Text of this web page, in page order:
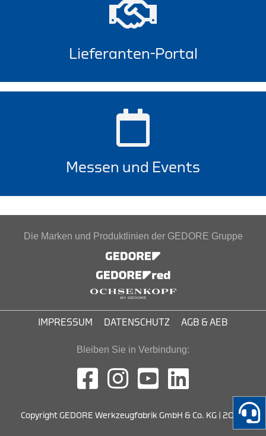
Lieferanten-Portal
Messen und Events
Die Marken und Produktlinien der GEDORE Gruppe
IMPRESSUM DATENSCHUTZ AGB & AEB
Bleiben Sie in Verbindung:
Copyright GEDORE Werkzeugfabrik GmbH & Co. KG | 2026